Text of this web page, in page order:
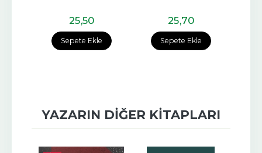
Sepete Ekle
25,50
Sepete Ekle
25,70
YAZARIN DIĞER KITAPLARI